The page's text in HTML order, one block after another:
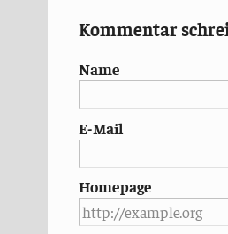
Kommentar
Name
E-Mail
Homepage